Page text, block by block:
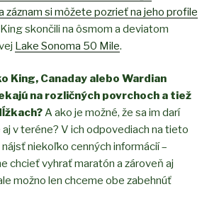
záznam si môžete pozrieť na jeho profile
King skončili na ôsmom a deviatom
Lake Sonoma 50 Mile.
King, Canaday alebo Wardian
na rozličných povrchoch a tiež
A ako je možné, že sa im darí
v teréne? V ich odpovediach na tieto
niekoľko cenných informácií –
chcieť vyhrať maratón a zároveň aj
možno len chceme obe zabehnúť